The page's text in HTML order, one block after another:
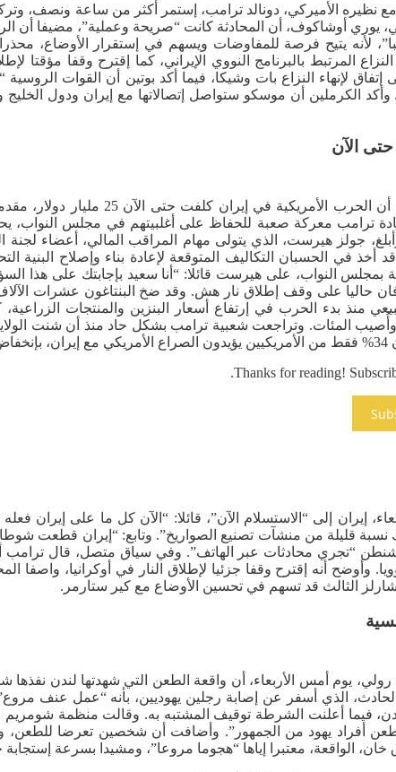
مع نظيره الأميركي، دونالد ترامب، إستمر أكثر من ساعة
يوري أوشاكوف، أن المحادثة كانت “صريحة وعملية”، مضيفا أن
لأنه يتيح فرصة للمفاوضات ويسهم في إستقرار
المرتبط بالبرنامج النووي الإيراني، كما إقترح وقفا مؤقتا
إتفاق لإنهاء النزاع بات وشيكا، فيما أكد بوتين أن القوات
الكرملين أن موسكو ستواصل إتصالاتها مع إيران ودول
قال مسؤول كبير في البنتاجون،
ترامب معركة صعبة للحفاظ على أغلبيتهم في مجلس
وأبلغ، جولز هيرست، الذي يتولى مهام المراقب المالي،
أخذ في الحسبان التكاليف المتوقعة لإعادة بناء وإصلاح
النواب، على هيرست قائلا: “أنا سعيد بإجابتك على هذا
فبراير، ويحافظ الطرفان حاليا على وقف إطلاق نار هش. وقد ضخ
منذ بدء الحرب في إرتفاع أسعار البنزين والمنتجات
Thanks for reading!
إيران إلى “الاستسلام الآن”، قائلا: “الآن كل ما على إيران
قليلة من منشآت تصنيع الصواريخ”. وتابع: “إيران قطعت شوطا
واشنطن “تجري محادثات عبر الهاتف”. وفي سياق متصل، قال ترامب
وأوضح أنه إقترح وقفا جزئيا لإطلاق النار في أوكرانيا، واصفا
الثالث قد تسهم في تحسين الأوضاع مع كير ستارمر.
الذي أسفر عن إصابة رجلين يهوديين، بأنه “عمل عنف
فيما أعلنت الشرطة توقيف المشتبه به. وقالت منظمة شومريم
أفراد يهود من الجمهور”. وأضافت أن شخصين تعرضا للطعن،
خان، الواقعة، معتبرا إياها “هجوما مروعا”، ومشيدا بسرعة